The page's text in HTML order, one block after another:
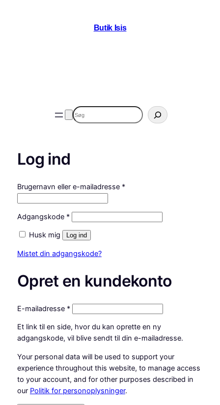
Butik Isis
Søg
Log ind
Brugernavn eller e-mailadresse *Påkrævet
Adgangskode *Påkrævet
Husk mig Log ind
Mistet din adgangskode?
Opret en kundekonto
E-mailadresse *Påkrævet
Et link til en side, hvor du kan oprette en ny
adgangskode, vil blive sendt til din e-mailadresse.
Your personal data will be used to support your
experience throughout this website, to manage access
to your account, and for other purposes described in
our Politik for personoplysninger.